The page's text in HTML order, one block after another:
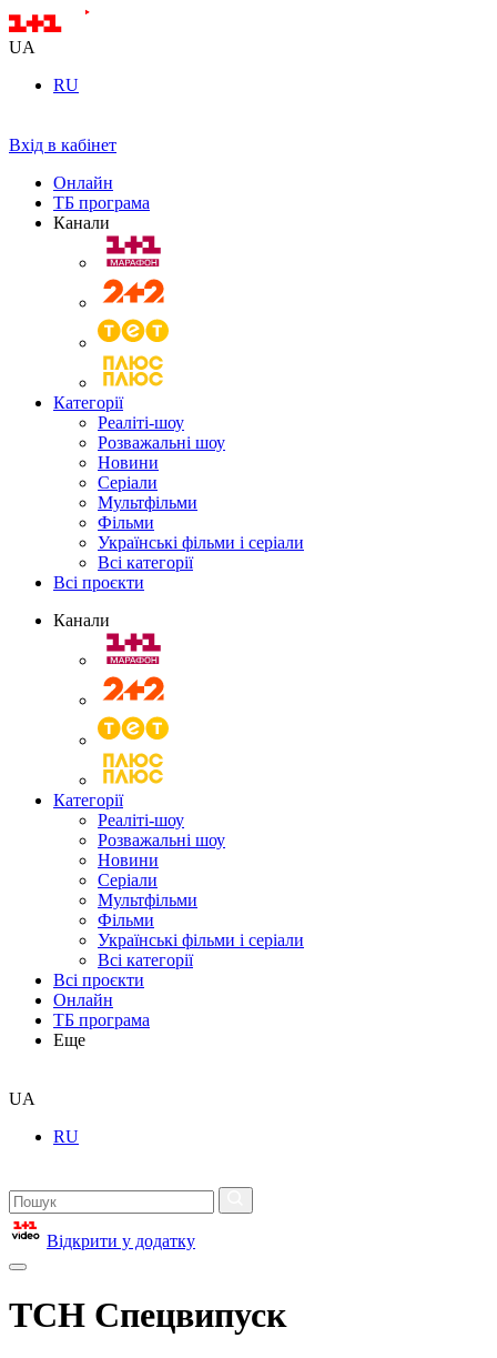
UA
RU
Вхід в кабінет
Онлайн
ТБ програма
Канали
Категорії
Реаліті-шоу
Розважальні шоу
Новини
Серіали
Мультфільми
Фільми
Українські фільми і серіали
Всі категорії
Всі проєкти
Канали
Категорії
Реаліті-шоу
Розважальні шоу
Новини
Серіали
Мультфільми
Фільми
Українські фільми і серіали
Всі категорії
Всі проєкти
Онлайн
ТБ програма
Еще
UA
RU
Відкрити у додатку
ТСН Спецвипуск